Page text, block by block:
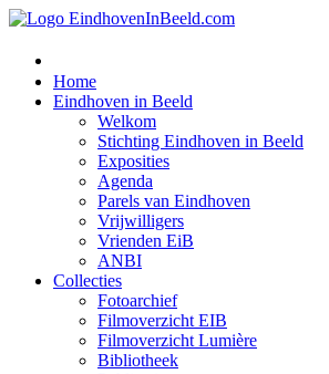
Home
Eindhoven in Beeld
Welkom
Stichting Eindhoven in Beeld
Exposities
Agenda
Parels van Eindhoven
Vrijwilligers
Vrienden EiB
ANBI
Collecties
Fotoarchief
Filmoverzicht EIB
Filmoverzicht Lumière
Bibliotheek